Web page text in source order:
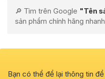
🔎 Tìm trên Google "Tên
sản phẩm chính hãng
Bạn có thể để lại thông tin